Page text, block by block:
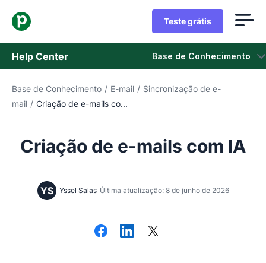
Teste grátis
Help Center Base de Conhecimento
Base de Conhecimento
Fale com o Suporte
Base de Conhecimento / E-mail / Sincronização de e-
mail / Criação de e-mails co...
Criação de e-mails com IA
YS Yssel Salas Última atualização: 8 de junho de 2026